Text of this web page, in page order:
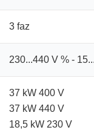
3 faz
230...440 V % -
37 kW 400 V
37 kW 440 V
18,5 kW 230 V